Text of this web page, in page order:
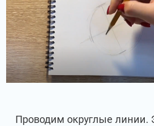
Проводим округлые линии.